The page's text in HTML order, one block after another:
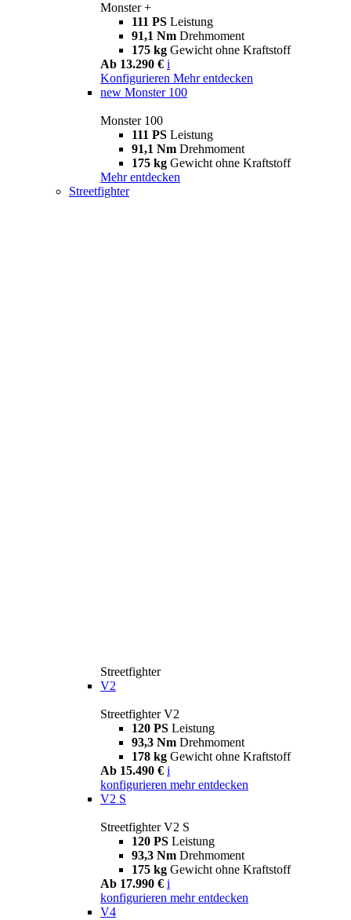
Monster +
111 PS Leistung
91,1 Nm Drehmoment
175 kg Gewicht ohne Kraftstoff
Ab 13.290 € i
Konfigurieren Mehr entdecken
new Monster 100
Monster 100
111 PS Leistung
91,1 Nm Drehmoment
175 kg Gewicht ohne Kraftstoff
Mehr entdecken
Streetfighter
Streetfighter
V2
Streetfighter V2
120 PS Leistung
93,3 Nm Drehmoment
178 kg Gewicht ohne Kraftstoff
Ab 15.490 € i
konfigurieren mehr entdecken
V2 S
Streetfighter V2 S
120 PS Leistung
93,3 Nm Drehmoment
175 kg Gewicht ohne Kraftstoff
Ab 17.990 € i
konfigurieren mehr entdecken
V4